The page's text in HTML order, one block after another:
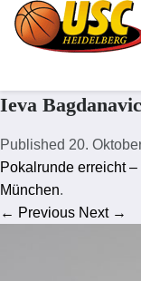
Ieva
Published 20.
Pokalrunde erreicht
München.
← Previous Next →